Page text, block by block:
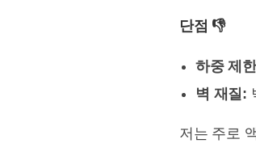
단점 👎
하중 제
벽 재질:
저는 주로